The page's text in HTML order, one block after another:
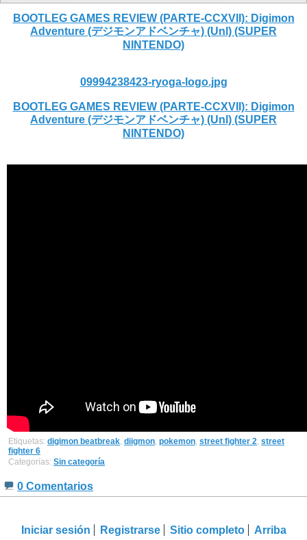
BOOTLEG GAMES REVIEW (PARTE-CCXVII): Digimon
Adventure (デジモンアドベンチャ) (Unl) (SUPER
NINTENDO)
09994238423-ryoga-logo.jpg
BOOTLEG GAMES REVIEW (PARTE-CCXVII): Digimon
Adventure (デジモンアドベンチャ) (Unl) (SUPER
NINTENDO)
Etiquetas: digimon beatbreak, diigmon, pokemon, street fighter 2, street
fighter 6
Categorías: Sin categoría
0 Comentarios
Iniciar sesión Registrarse Sitio completo Arriba